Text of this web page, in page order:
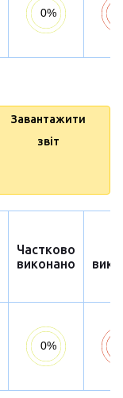
Завантажити
звіт
Частково
виконано